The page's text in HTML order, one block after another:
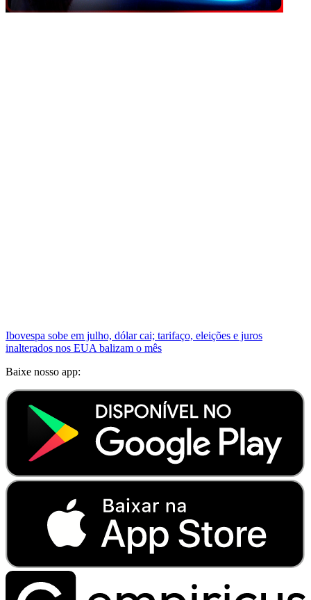
Ibovespa sobe em julho, dólar cai; tarifaço, eleições e juros
inalterados nos EUA balizam o mês
Baixe nosso app: